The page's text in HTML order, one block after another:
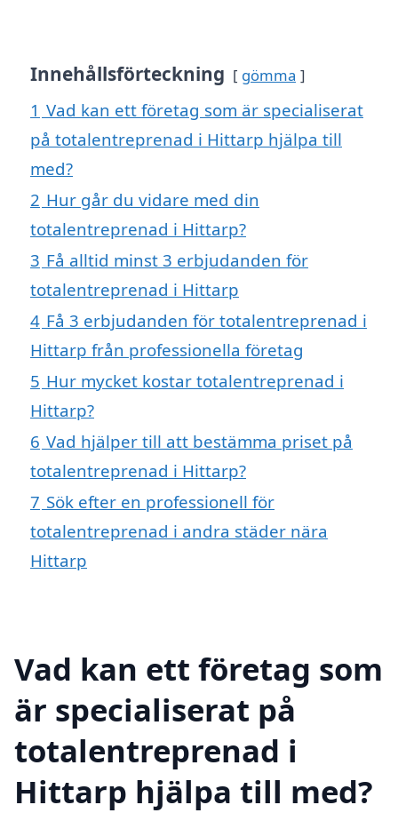
Innehållsförteckning gömma
1 Vad kan ett företag som är specialiserat
på totalentreprenad i Hittarp hjälpa till
med?
2 Hur går du vidare med din
totalentreprenad i Hittarp?
3 Få alltid minst 3 erbjudanden för
totalentreprenad i Hittarp
4 Få 3 erbjudanden för totalentreprenad i
Hittarp från professionella företag
5 Hur mycket kostar totalentreprenad i
Hittarp?
6 Vad hjälper till att bestämma priset på
totalentreprenad i Hittarp?
7 Sök efter en professionell för
totalentreprenad i andra städer nära
Hittarp
Vad kan ett företag som
är specialiserat på
totalentreprenad i
Hittarp hjälpa till med?